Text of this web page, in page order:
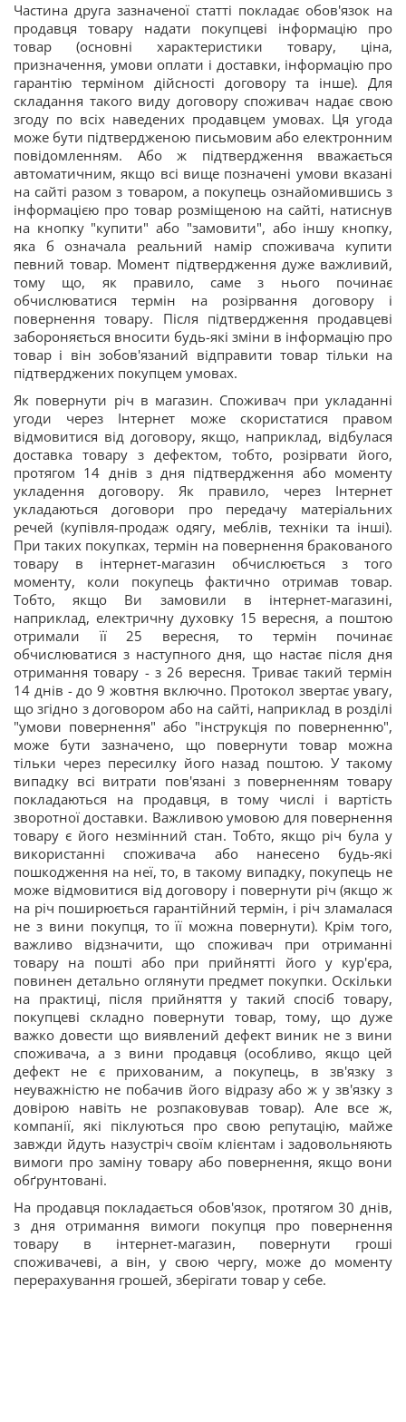
Частина друга зазначеної статті покладає обов'язок на
продавця товару надати покупцеві інформацію про
товар (основні характеристики товару, ціна,
призначення, умови оплати і доставки, інформацію про
гарантію терміном дійсності договору та інше). Для
складання такого виду договору споживач надає свою
згоду по всіх наведених продавцем умовах. Ця угода
може бути підтвердженою письмовим або електронним
повідомленням. Або ж підтвердження вважається
автоматичним, якщо всі вище позначені умови вказані
на сайті разом з товаром, а покупець ознайомившись з
інформацією про товар розміщеною на сайті, натиснув
на кнопку "купити" або "замовити", або іншу кнопку,
яка б означала реальний намір споживача купити
певний товар. Момент підтвердження дуже важливий,
тому що, як правило, саме з нього починає
обчислюватися термін на розірвання договору і
повернення товару. Після підтвердження продавцеві
забороняється вносити будь-які зміни в інформацію про
товар і він зобов'язаний відправити товар тільки на
підтверджених покупцем умовах.
Як повернути річ в магазин. Споживач при укладанні
угоди через Інтернет може скористатися правом
відмовитися від договору, якщо, наприклад, відбулася
доставка товару з дефектом, тобто, розірвати його,
протягом 14 днів з дня підтвердження або моменту
укладення договору. Як правило, через Інтернет
укладаються договори про передачу матеріальних
речей (купівля-продаж одягу, меблів, техніки та інші).
При таких покупках, термін на повернення бракованого
товару в інтернет-магазин обчислюється з того
моменту, коли покупець фактично отримав товар.
Тобто, якщо Ви замовили в інтернет-магазині,
наприклад, електричну духовку 15 вересня, а поштою
отримали її 25 вересня, то термін починає
обчислюватися з наступного дня, що настає після дня
отримання товару - з 26 вересня. Триває такий термін
14 днів - до 9 жовтня включно. Протокол звертає увагу,
що згідно з договором або на сайті, наприклад в розділі
"умови повернення" або "інструкція по поверненню",
може бути зазначено, що повернути товар можна
тільки через пересилку його назад поштою. У такому
випадку всі витрати пов'язані з поверненням товару
покладаються на продавця, в тому числі і вартість
зворотної доставки. Важливою умовою для повернення
товару є його незмінний стан. Тобто, якщо річ була у
використанні споживача або нанесено будь-які
пошкодження на неї, то, в такому випадку, покупець не
може відмовитися від договору і повернути річ (якщо ж
на річ поширюється гарантійний термін, і річ зламалася
не з вини покупця, то її можна повернути). Крім того,
важливо відзначити, що споживач при отриманні
товару на пошті або при прийнятті його у кур'єра,
повинен детально оглянути предмет покупки. Оскільки
на практиці, після прийняття у такий спосіб товару,
покупцеві складно повернути товар, тому, що дуже
важко довести що виявлений дефект виник не з вини
споживача, а з вини продавця (особливо, якщо цей
дефект не є прихованим, а покупець, в зв'язку з
неуважністю не побачив його відразу або ж у зв'язку з
довірою навіть не розпаковував товар). Але все ж,
компанії, які піклуються про свою репутацію, майже
завжди йдуть назустріч своїм клієнтам і задовольняють
вимоги про заміну товару або повернення, якщо вони
обґрунтовані.
На продавця покладається обов'язок, протягом 30 днів,
з дня отримання вимоги покупця про повернення
товару в інтернет-магазин, повернути гроші
споживачеві, а він, у свою чергу, може до моменту
перерахування грошей, зберігати товар у себе.